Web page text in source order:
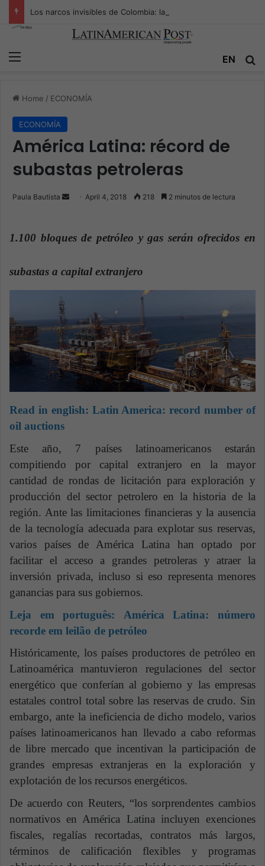
EN
Home / ECONOMÍA
ECONOMÍA
América Latina: récord de
subastas petroleras
Paula Bautista
d
n
i
l
April 4, 2018 218 2 minutos de lectura
1.100 bloques de petróleo y gas serán ofrecidos en
subastas a capital extranjero
Read in english: Latin America: record number of
oil auctions
Este año, 7 países latinoamericanos estarán
compitiendo por capital extranjero en la mayor
cantidad de rondas de licitación para exploración y
producción del sector petrolero en la historia de la
región. Ante las limitaciones financieras y la ausencia
de la tecnología adecuada para explotar sus reservas,
varios países de América Latina han optado por
facilitar el acceso a grandes petroleras y atraer la
inversión privada, incluso si eso representa menores
ganancias para sus gobiernos.
Leja em português: América Latina: número
recorde em leilão de petróleo
Históricamente, los países productores de petróleo en
Latinoamérica mantuvieron regulaciones del sector
energético que conferían al gobierno y las empresas
estatales control total sobre las reservas de crudo. Sin
embargo, ante la ineficiencia de dicho modelo, varios
países latinoamericanos han llevado a cabo reformas
de libre mercado que incentivan la participación de
grandes empresas extranjeras en la exploración y
explotación de los recursos energéticos.
De acuerdo con Reuters, “los sorprendentes cambios
normativos en América Latina incluyen exenciones
fiscales, regalías recortadas, contratos más largos,
términos de calificación flexibles y programas